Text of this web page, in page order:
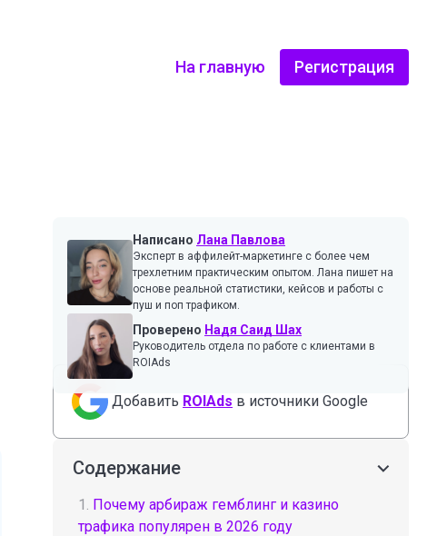
На главную Регистрация
Написано Лана Павлова
Эксперт в аффилейт-маркетинге с более чем
трехлетним практическим опытом. Лана пишет на
основе реальной статистики, кейсов и работы с
пуш и поп трафиком.
Проверено Надя Саид Шах
Руководитель отдела по работе с клиентами в
ROIAds
Добавить ROIAds в источники Google
Содержание
1. Почему арбираж гемблинг и казино
трафика популярен в 2026 году